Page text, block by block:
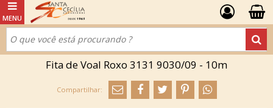
Fita de Voal Roxo 3131 9030/09 - 10m